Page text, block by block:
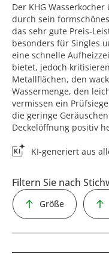
Der KHG
durch sein
das sehr gute Preis-
besonders für Singles
eine schnelle
bietet, jedoch
Metallflächen, den
Wassermenge, den
vermissen ein
die geringe
Deckelöffnung positiv
KI-generiert aus
Filtern Sie nach
Größe